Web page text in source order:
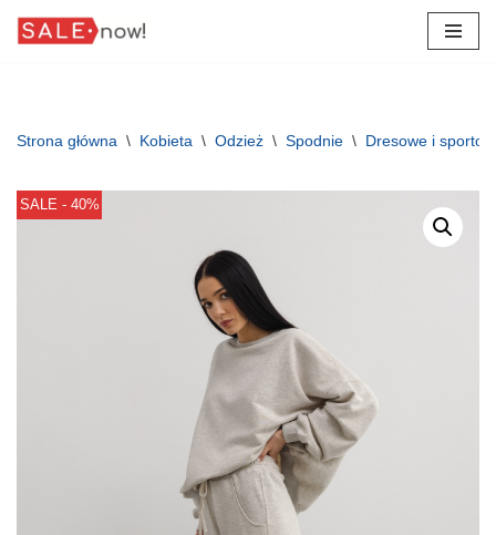
Strona główna \ Kobieta \ Odzież \ Spodnie \ Dresowe i
SALE - 40%